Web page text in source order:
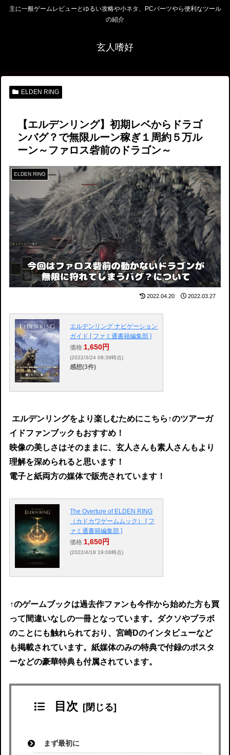
主に一般ゲームレビューとゆるい攻略や小ネタ、PCパーツやら便利なツール
の紹介
玄人嗜好
ELDEN RING
【エルデンリング】初期レベからドラゴ
ンバグ？で無限ルーン稼ぎ１周約５万ル
ーン～ファロス砦前のドラゴン～
ELDEN RING
2022.04.20 2022.03.27
エルデンリング ナビゲーション
ガイド [ ファミ通書籍編集部 ]
価格:1,650円
(2022/3/24 08:39時点)
感想(3件)
エルデンリングをより楽しむためにこちら↑のツアーガ
イドファンブックもおすすめ！
映像の美しさはそのままに、玄人さんも素人さんもより
理解を深められると思います！
電子と紙両方の媒体で販売されています！
The Overture of ELDEN RING
（カドカワゲームムック） [ フ
ァミ通書籍編集部 ]
価格:1,650円
(2022/4/18 19:06時点)
↑のゲームブックは過去作ファンも今作から始めた方も買
って間違いなしの一冊となっています。ダクソやブラボ
のことにも触れられており、宮崎Dのインタビューなど
も掲載されています。紙媒体のみの特典で付録のポスタ
ーなどの豪華特典も付属されています。
目次
まず最初に